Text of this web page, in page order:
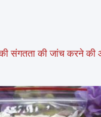
संगतता की जांच करने की